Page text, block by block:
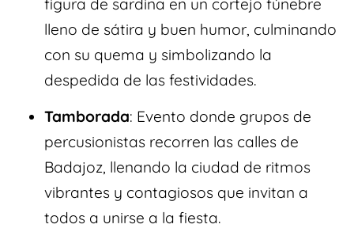
lleno de sátira y buen humor, culminando
con su quema y simbolizando la
despedida de las festividades.
Tamborada: Evento donde grupos de
percusionistas recorren las calles de
Badajoz, llenando la ciudad de ritmos
vibrantes y contagiosos que invitan a
todos a unirse a la fiesta.